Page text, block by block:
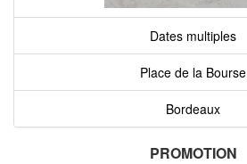
Dates multiples
Place de la Bourse
Bordeaux
PROMOTION